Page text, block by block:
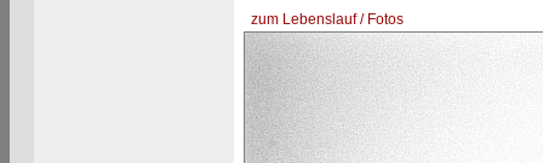
zum Lebenslauf / Fotos